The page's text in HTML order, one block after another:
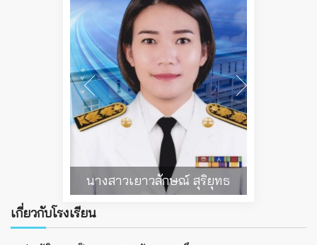
นายธิปนที ออนศรี
เกี่ยวกับโรงเรียน